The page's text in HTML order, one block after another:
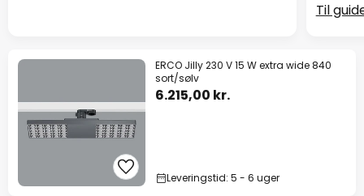
Til
ERCO Jilly 230 V 15 W extra wide 840
sort/sølv
6.215,00 kr.
Leveringstid: 5 - 6 uger